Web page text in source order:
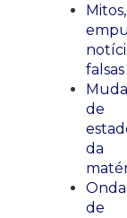
Mitos,
falsas
de
da
de